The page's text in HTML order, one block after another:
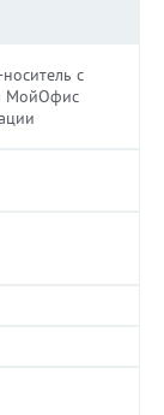
с
МойОфис